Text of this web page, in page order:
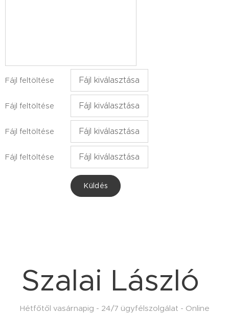
Fájl feltöltése Fájl kiválasztása
Fájl feltöltése Fájl kiválasztása
Fájl feltöltése Fájl kiválasztása
Fájl feltöltése Fájl kiválasztása
Küldés
Szalai László
Hétfőtől vasárnapig - 24/7 ügyfélszolgálat - Online